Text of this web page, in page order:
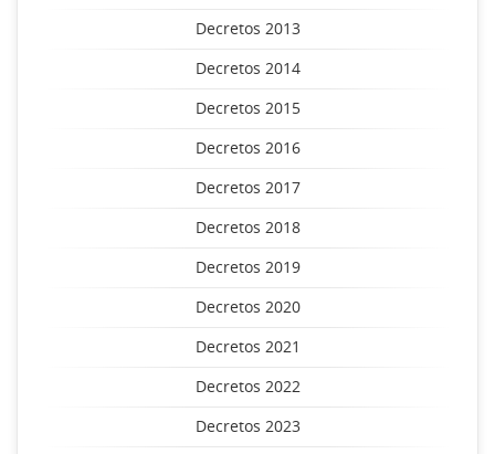
Decretos 2013
Decretos 2014
Decretos 2015
Decretos 2016
Decretos 2017
Decretos 2018
Decretos 2019
Decretos 2020
Decretos 2021
Decretos 2022
Decretos 2023